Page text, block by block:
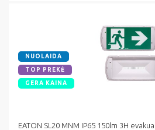
NUOLAIDA
TOP PREKĖ
GERA KAINA
EATON SL20 MNM IP65 150lm 3H